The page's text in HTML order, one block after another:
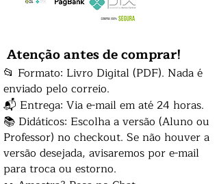
Atenção antes de comprar!
📂 Formato: Livro Digital (PDF). Nada é
enviado pelo correio.
📬 Entrega: Via e-mail em até 24 horas.
📚 Didáticos: Escolha a versão (Aluno ou
Professor) no checkout. Se não houver a
versão desejada, avisaremos por e-mail
para troca ou estorno.